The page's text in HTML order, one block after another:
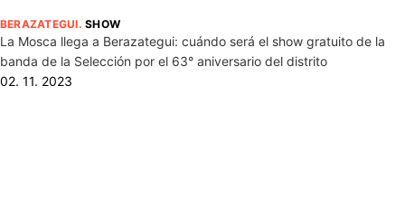
BERAZATEGUI.SHOW
La Mosca llega a Berazategui: cuándo será el show gratuito de la
banda de la Selección por el 63° aniversario del distrito
02. 11. 2023